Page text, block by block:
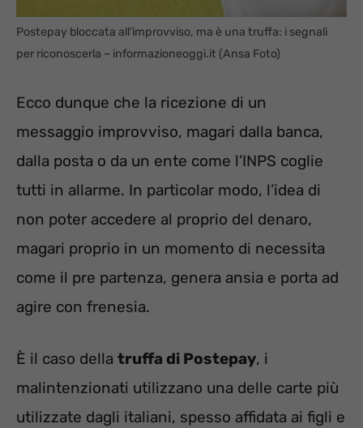
Postepay bloccata all’improvviso, ma è una truffa: i segnali
per riconoscerla – informazioneoggi.it (Ansa Foto)
Ecco dunque che la ricezione di un
messaggio improvviso, magari dalla banca,
dalla posta o da un ente come l’INPS coglie
tutti in allarme. In particolar modo, l’idea di
non poter accedere al proprio del denaro,
magari proprio in un momento di necessita
come il pre partenza, genera ansia e porta ad
agire con frenesia.
È il caso della truffa di Postepay, i
malintenzionati utilizzano una delle carte più
utilizzate dagli italiani, spesso affidata ai figli e